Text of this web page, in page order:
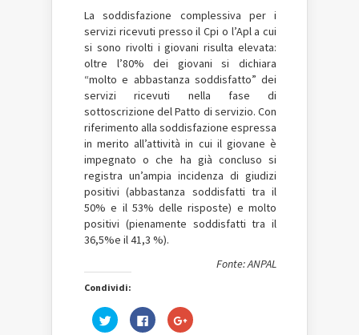
La soddisfazione complessiva per i
servizi ricevuti presso il Cpi o l’Apl a cui
si sono rivolti i giovani risulta elevata:
oltre l’80% dei giovani si dichiara
“molto e abbastanza soddisfatto” dei
servizi ricevuti nella fase di
sottoscrizione del Patto di servizio. Con
riferimento alla soddisfazione espressa
in merito all’attività in cui il giovane è
impegnato o che ha già concluso si
registra un’ampia incidenza di giudizi
positivi (abbastanza soddisfatti tra il
50% e il 53% delle risposte) e molto
positivi (pienamente soddisfatti tra il
36,5%e il 41,3 %).
Fonte: ANPAL
Condividi:
Fai
clic
Fai
clic
Fai
clic